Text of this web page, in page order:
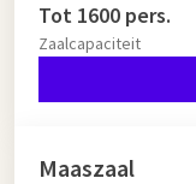
Tot 1600 pers.
Zaalcapaciteit
Maaszaal